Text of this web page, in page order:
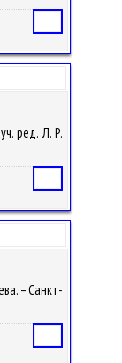
ред. Л. Р.
– Санкт-